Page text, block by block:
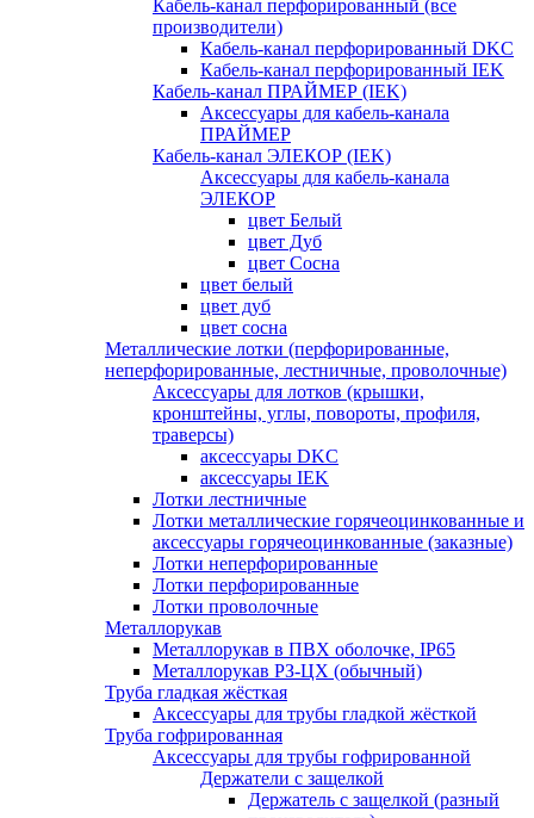
Кабель-канал перфорированный (все
производители)
Кабель-канал перфорированный DKC
Кабель-канал перфорированный IEK
Кабель-канал ПРАЙМЕР (IEK)
Аксессуары для кабель-канала
ПРАЙМЕР
Кабель-канал ЭЛЕКОР (IEK)
Аксессуары для кабель-канала
ЭЛЕКОР
цвет Белый
цвет Дуб
цвет Сосна
цвет белый
цвет дуб
цвет сосна
Металлические лотки (перфорированные,
неперфорированные, лестничные, проволочные)
Аксессуары для лотков (крышки,
кронштейны, углы, повороты, профиля,
траверсы)
аксессуары DKC
аксессуары IEK
Лотки лестничные
Лотки металлические горячеоцинкованные и
аксессуары горячеоцинкованные (заказные)
Лотки неперфорированные
Лотки перфорированные
Лотки проволочные
Металлорукав
Металлорукав в ПВХ оболочке, IP65
Металлорукав РЗ-ЦХ (обычный)
Труба гладкая жёсткая
Аксессуары для трубы гладкой жёсткой
Труба гофрированная
Аксессуары для трубы гофрированной
Держатели с защелкой
Держатель с защелкой (разный